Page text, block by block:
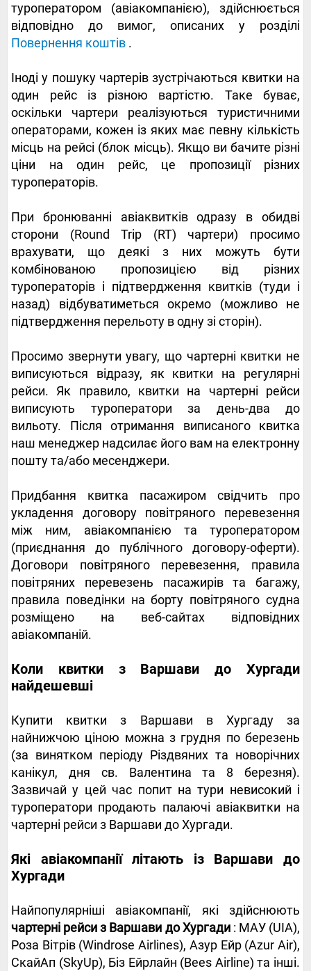
туроператором (авіакомпанією), здійснюється
відповідно до вимог, описаних у розділі
Повернення коштів .
Іноді у пошуку чартерів зустрічаються квитки на
один рейс із різною вартістю. Таке буває,
оскільки чартери реалізуються туристичними
операторами, кожен із яких має певну кількість
місць на рейсі (блок місць). Якщо ви бачите різні
ціни на один рейс, це пропозиції різних
туроператорів.
При бронюванні авіаквитків одразу в обидві
сторони (Round Trip (RT) чартери) просимо
врахувати, що деякі з них можуть бути
комбінованою пропозицією від різних
туроператорів і підтвердження квитків (туди і
назад) відбуватиметься окремо (можливо не
підтвердження перельоту в одну зі сторін).
Просимо звернути увагу, що чартерні квитки не
виписуються відразу, як квитки на регулярні
рейси. Як правило, квитки на чартерні рейси
виписують туроператори за день-два до
вильоту. Після отримання виписаного квитка
наш менеджер надсилає його вам на електронну
пошту та/або месенджери.
Придбання квитка пасажиром свідчить про
укладення договору повітряного перевезення
між ним, авіакомпанією та туроператором
(приєднання до публічного договору-оферти).
Договори повітряного перевезення, правила
повітряних перевезень пасажирів та багажу,
правила поведінки на борту повітряного судна
розміщено на веб-сайтах відповідних
авіакомпаній.
Коли квитки з Варшави до Хургади
найдешевші
Купити квитки з Варшави в Хургаду за
найнижчою ціною можна з грудня по березень
(за винятком періоду Різдвяних та новорічних
канікул, дня св. Валентина та 8 березня).
Зазвичай у цей час попит на тури невисокий і
туроператори продають палаючі авіаквитки на
чартерні рейси з Варшави до Хургади.
Які авіакомпанії літають із Варшави до
Хургади
Найпопулярніші авіакомпанії, які здійснюють
чартерні рейси з Варшави до Хургади: МАУ (UIA),
Роза Вітрів (Windrose Airlines), Азур Ейр (Azur Air),
СкайАп (SkyUp), Біз Ейрлайн (Bees Airline) та інші.